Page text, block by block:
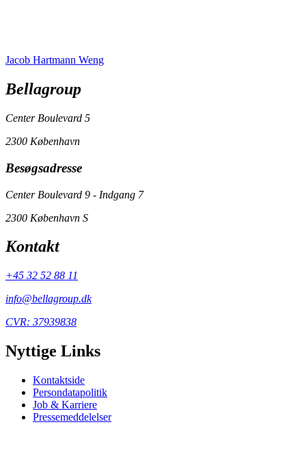
Jacob Hartmann Weng
Bellagroup
Center Boulevard 5
2300 København
Besøgsadresse
Center Boulevard 9 - Indgang 7
2300 København S
Kontakt
+45 32 52 88 11
info@bellagroup.dk
CVR: 37939838
Nyttige Links
Kontaktside
Persondatapolitik
Job & Karriere
Pressemeddelelser